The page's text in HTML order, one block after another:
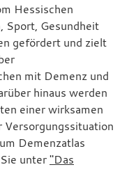
Hessischen
Sport, Gesundheit
gefördert und zielt
mit Demenz und
hinaus werden
einer wirksamen
Versorgungssituation
Demenzatlas
unter"Das